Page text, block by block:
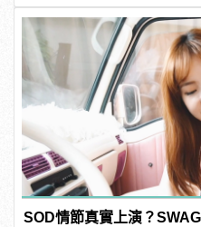
SOD情節真實上演？